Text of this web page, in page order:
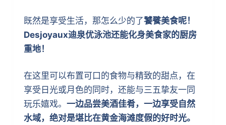
既然是享受生活，那怎么少的了饕餮美食呢！
Desjoyaux迪泉优泳池还能化身美食家的厨房
重地！
在这里可以布置可口的食物与精致的甜点，在
享受日光或月色的同时，还能与三五挚友一同
玩乐嬉戏。 一边品尝美酒佳肴，一边享受自然
水域，绝对是堪比在黄金海滩度假的好时光。